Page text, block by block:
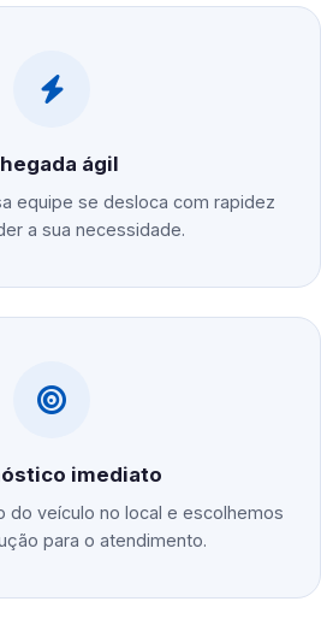
ágil
equipe se desloca com rapidez
a sua necessidade.
imediato
do veículo no local e escolhemos
para o atendimento.